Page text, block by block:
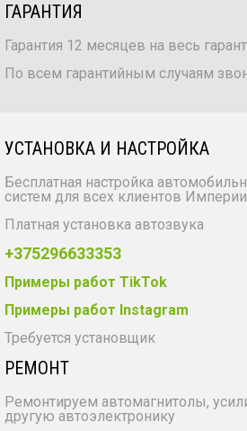
ГАРАНТИЯ
Гарантия 12 месяцев на весь
По всем гарантийным случаям
УСТАНОВКА И НАСТРОЙКА
Бесплатная настройка
систем для всех клиентов
Платная установка автозвука
+375296633353
Примеры работ TikTok
Примеры работ Instagram
Требуется установщик
РЕМОНТ
Ремонтируем автомагнитолы,
другую автоэлектронику